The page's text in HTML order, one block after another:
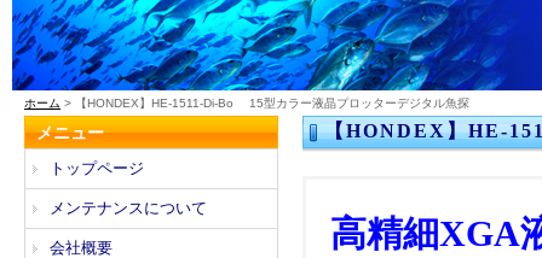
ホーム > 【HONDEX】HE-1511-Di-Bo 15型カラー液晶プロッターデジタル魚探
【HONDEX】HE-
高精細XGA
メニュー
トップページ
メンテナンスについて
会社概要